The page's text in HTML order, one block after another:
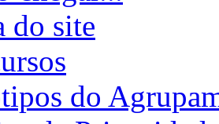
do site
do